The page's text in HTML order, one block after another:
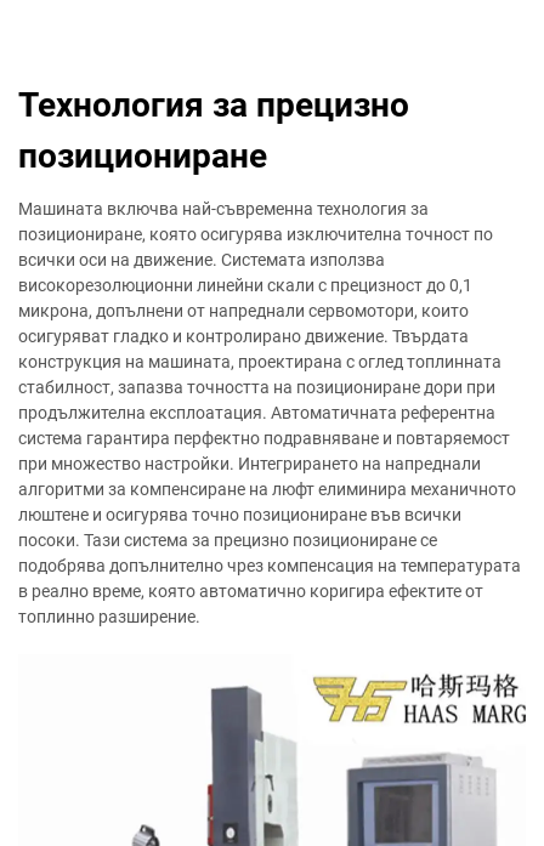
Технология за прецизно
позициониране
Машината включва най-съвременна технология за
позициониране, която осигурява изключителна точност по
всички оси на движение. Системата използва
високорезолюционни линейни скали с прецизност до 0,1
микрона, допълнени от напреднали сервомотори, които
осигуряват гладко и контролирано движение. Твърдата
конструкция на машината, проектирана с оглед топлинната
стабилност, запазва точността на позициониране дори при
продължителна експлоатация. Автоматичната референтна
система гарантира перфектно подравняване и повтаряемост
при множество настройки. Интегрирането на напреднали
алгоритми за компенсиране на люфт елиминира механичното
люштене и осигурява точно позициониране във всички
посоки. Тази система за прецизно позициониране се
подобрява допълнително чрез компенсация на температурата
в реално време, която автоматично коригира ефектите от
топлинно разширение.